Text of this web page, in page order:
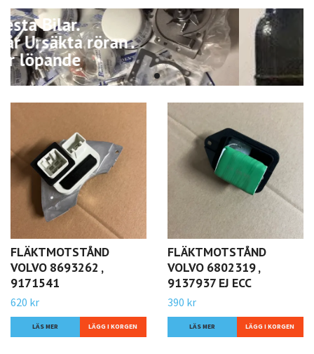
Kvalitets delar Ring så hjälper vi
Dig. Ursäkta röran Uppbyggnad
pågår men det går att handla som
vanligt
FLÄKTMOTSTÅND
VOLVO 8693262 ,
9171541
620 kr
LÄS MER
FLÄKTMOTSTÅND
VOLVO 6802319 ,
9137937 EJ ECC
390 kr
LÄS MER